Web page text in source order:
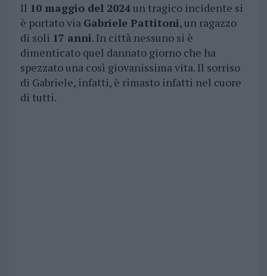
Il 10 maggio del 2024un tragico incidente si
è portato via Gabriele Pattitoni, un ragazzo
di soli 17 anni. In città nessuno si è
dimenticato quel dannato giorno che ha
spezzato una così giovanissima vita. Il sorriso
di Gabriele, infatti, è rimasto infatti nel cuore
di tutti.